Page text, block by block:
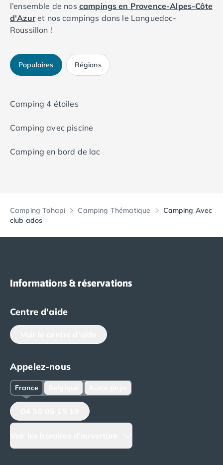
l’ensemble de nos campings en Provence-Alpes-Côte
d'Azuret nos campings dans le Languedoc-
Roussillon !
Populaires Régions
Camping 4 étoiles
Camping avec piscine
Camping en bord de lac
Camping Tohapi Camping Thématique
Camping Avec
club ados
Informations & réservations
Centre d'aide
Appelez-nous
France